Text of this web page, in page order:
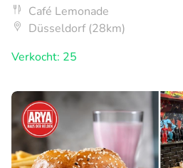
Café Lemonade
Düsseldorf (28km)
Verkocht: 25